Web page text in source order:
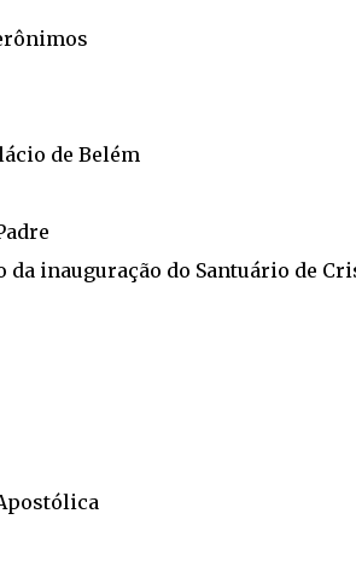
de Belém
inauguração do Santuário de